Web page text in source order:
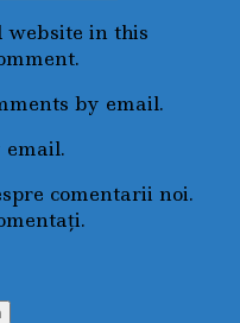
website in this
by email.
email.
comentarii noi.